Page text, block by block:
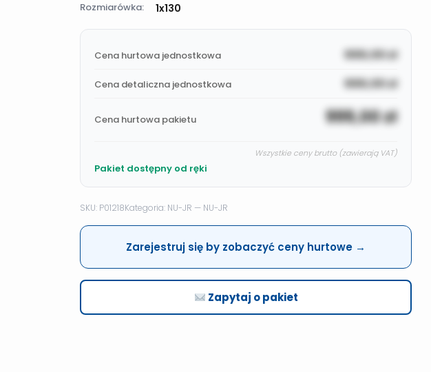
Rozmiarówka: 1x130
Cena hurtowa jednostkowa 999,00zł
Cena detaliczna jednostkowa 999,00zł
Cena hurtowa pakietu 999,00zł
Wszystkie ceny brutto (zawierają VAT)
Pakiet dostępny od ręki
SKU: P01218Kategoria: NU-JR — NU-JR
Zarejestruj się by zobaczyć ceny hurtowe →
Zapytaj o pakiet